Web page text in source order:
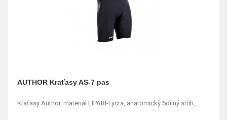
AUTHOR Kraťasy AS-7 pas
Kraťasy Author, materiál LIPARI-Lycra, anatomický 6dílný střih,...